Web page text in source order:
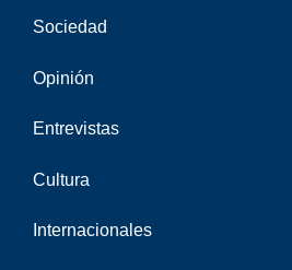
Sociedad
Opinión
Entrevistas
Cultura
Internacionales